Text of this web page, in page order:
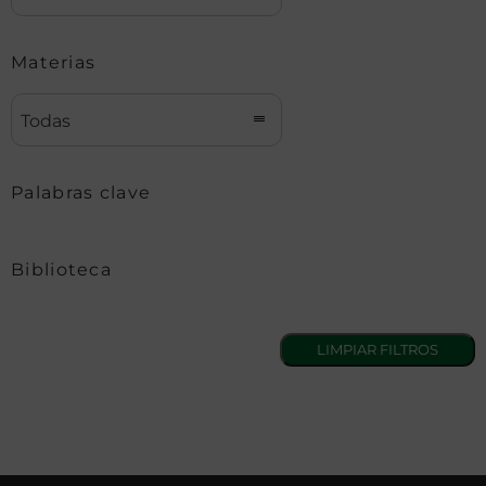
Materias
Todas
Palabras clave
Biblioteca